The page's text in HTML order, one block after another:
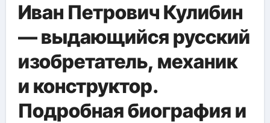
Иван Петрович Кулибин
— выдающийся русский
изобретатель, механик
и конструктор.
Подробная биография и